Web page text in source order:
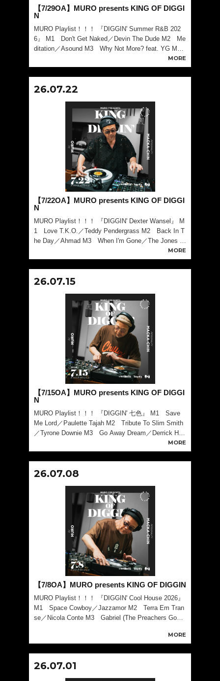
【7/29OA】MURO presents KING OF DIGGI
N
MURO Playlist！！！ 『DIGGIN' Summer R&B 202
6』 M1 Don't Get Naked／Devin The Dude M2 Me
ditation／Asound M3 Why Not More? feat. YG Marl
MORE
26.07.22
【7/22OA】MURO presents KING OF DIGGI
N
MURO Playlist！！！ 『DIGGIN' Dexter Wansel』 M
1 Love T.K.O.／Teddy Pendergrass M2 Back In T
he Day／Ahmad M3 When I'm Gone／The Jones Gi
MORE
26.07.15
【7/15OA】MURO presents KING OF DIGGI
N
MURO Playlist！！！ 『DIGGIN' 七色』 M1 Save
Me Lord／Paulette Tajah M2 Tribute To Slim Smith
／Tyrone Downie M3 Go Away Dream／Derrick Harr
MORE
26.07.08
【7/8OA】MURO presents KING OF DIGGIN
MURO Playlist！！！ 『DIGGIN' Cool House 2026』
M1 Space Cowboy／Jazzamor M2 Terra Em Tran
se／Nicola Conte M3 Gabriel (The Preachers Good
MORE
26.07.01